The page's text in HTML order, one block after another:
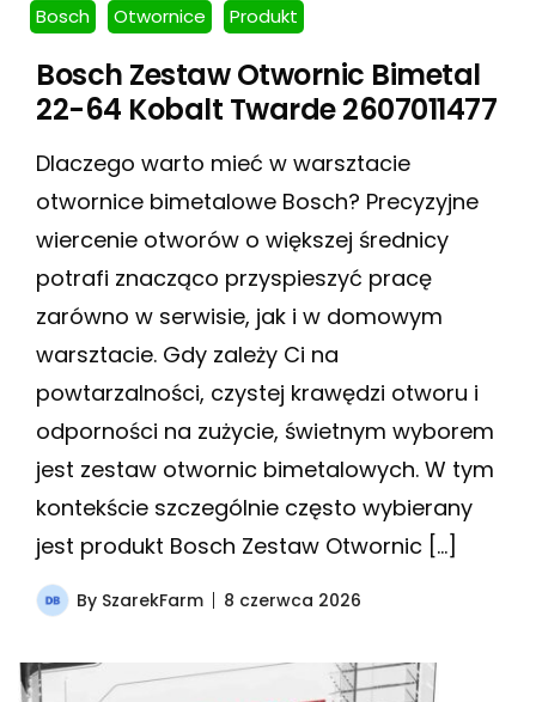
Bosch Otwornice Produkt
Bosch Zestaw Otwornic Bimetal
22-64 Kobalt Twarde 2607011477
Dlaczego warto mieć w warsztacie
otwornice bimetalowe Bosch? Precyzyjne
wiercenie otworów o większej średnicy
potrafi znacząco przyspieszyć pracę
zarówno w serwisie, jak i w domowym
warsztacie. Gdy zależy Ci na
powtarzalności, czystej krawędzi otworu i
odporności na zużycie, świetnym wyborem
jest zestaw otwornic bimetalowych. W tym
kontekście szczególnie często wybierany
jest produkt Bosch Zestaw Otwornic […]
By SzarekFarm 8 czerwca 2026